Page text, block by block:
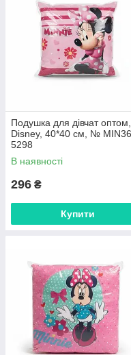
Подушка для дівчат оптом,
Disney, 40*40 см, №
5298
В наявності
296 ₴
Купити